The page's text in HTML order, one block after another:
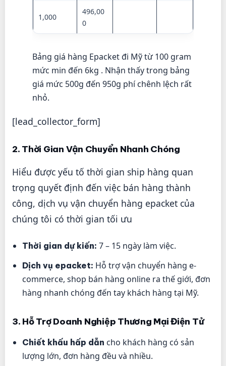
1,000
496,00
0
Bảng giá hàng Epacket đi Mỹ từ 100 gram
mức min đến 6kg . Nhận thấy trong bảng
giá mức 500g đến 950g phí chênh lệch rất
nhỏ.
[lead_collector_form]
2. Thời Gian Vận Chuyển Nhanh Chóng
Hiểu được yếu tố thời gian ship hàng quan
trọng quyết định đến việc bán hàng thành
công, dịch vụ vận chuyển hàng epacket của
chúng tôi có thời gian tối ưu
Thời gian dự kiến: 7 – 15 ngày làm việc.
Dịch vụ epacket: Hỗ trợ vận chuyển hàng e-
commerce, shop bán hàng online ra thế giới, đơn
hàng nhanh chóng đến tay khách hàng tại Mỹ.
3. Hỗ Trợ Doanh Nghiệp Thương Mại Điện Tử
Chiết khấu hấp dẫn cho khách hàng có sản
lượng lớn, đơn hàng đều và nhiều.